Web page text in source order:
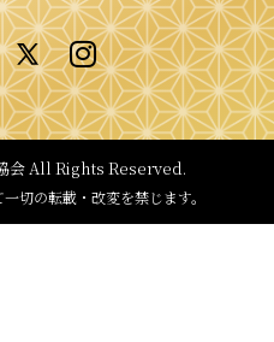
会All Rights Reserved.
一切の転載・改変を禁じます。